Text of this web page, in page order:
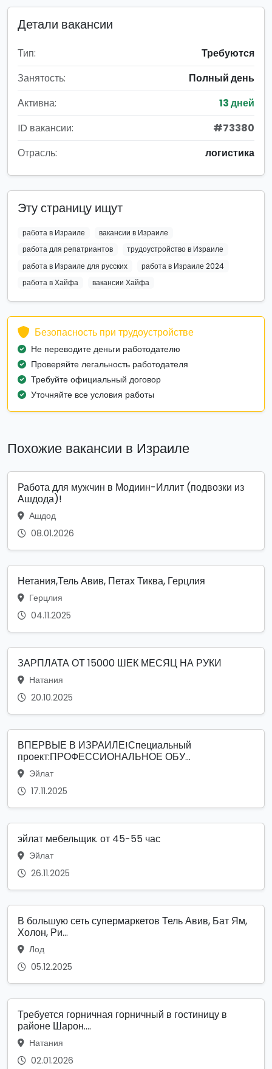
Детали вакансии
Тип:
Требуются
Занятость:
Полный день
Активна:
13 дней
ID вакансии:
#73380
Отрасль:
логистика
Эту страницу ищут
работа в Израиле
вакансии в Израиле
работа для репатриантов
трудоустройство в Израиле
работа в Израиле для русских
работа в Израиле 2024
работа в Хайфа
вакансии Хайфа
Безопасность при трудоустройстве
Не переводите деньги работодателю
Проверяйте легальность работодателя
Требуйте официальный договор
Уточняйте все условия работы
Похожие вакансии в Израиле
Работа для мужчин в Модиин-Иллит (подвозки из
Ашдода)!
Ашдод
08.01.2026
Нетания,Тель Авив, Петах Тиква, Герцлия
Герцлия
04.11.2025
ЗАРПЛАТА ОТ 15000 ШЕК МЕСЯЦ НА РУКИ
Натания
20.10.2025
ВПЕРВЫЕ В ИЗРАИЛЕ!Специальный
проект:ПРОФЕССИОНАЛЬНОЕ ОБУ...
Эйлат
17.11.2025
эйлат мебельщик. от 45-55 час
Эйлат
26.11.2025
В большую сеть супермаркетов Тель Авив, Бат Ям,
Холон, Ри...
Лод
05.12.2025
Требуется горничная горничный в гостиницу в
районе Шарон....
Натания
02.01.2026